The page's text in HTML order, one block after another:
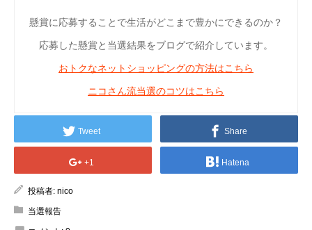
懸賞に応募することで生活がどこまで豊かにできるのか？
応募した懸賞と当選結果をブログで紹介しています。
おトクなネットショッピングの方法はこちら
ニコさん流当選のコツはこちら
Tweet Share
+1 Hatena
投稿者: nico
当選報告